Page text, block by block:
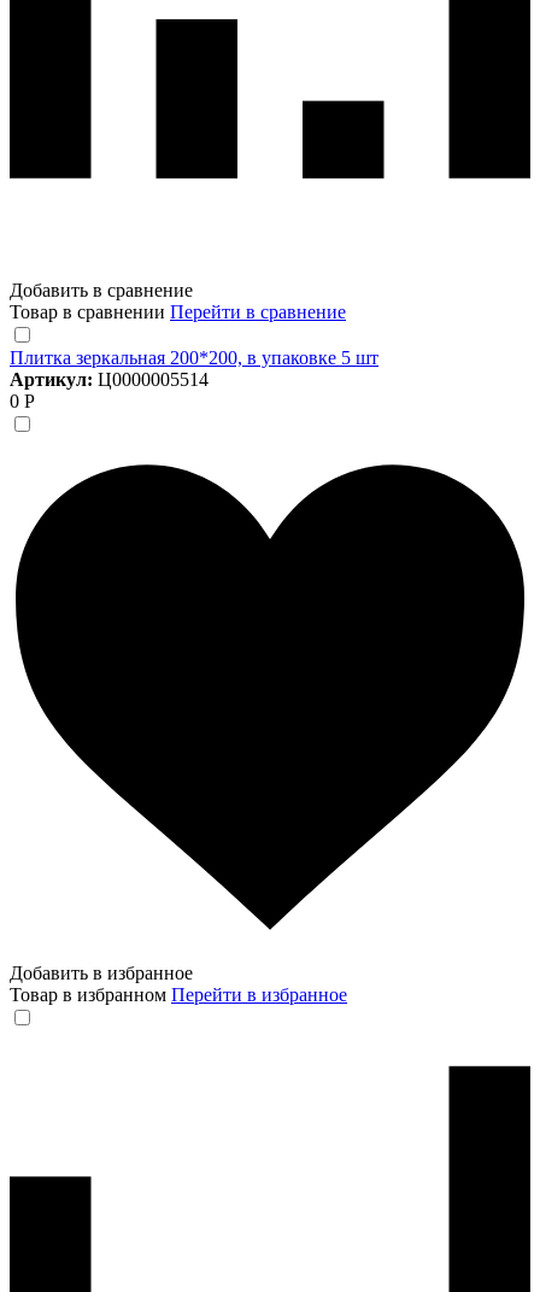
Добавить в сравнение
Товар в сравнении Перейти в сравнение
Плитка зеркальная 200*200, в упаковке 5 шт
Артикул: Ц0000005514
0 Р
Добавить в избранное
Товар в избранном Перейти в избранное